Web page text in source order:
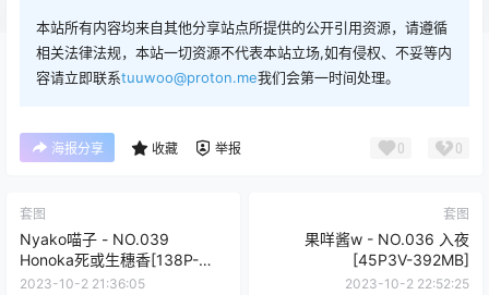
本站所有内容均来自其他分享站点所提供的公开引用资源，请遵循
相关法律法规，本站一切资源不代表本站立场,如有侵权、不妥等内
容请立即联系tuuwoo@proton.me我们会第一时间处理。
海报分享 收藏 举报 0 0
套图
Nyako喵子 - NO.039
Honoka死或生穗香[138P-
837MB]
2023-10-2 21:36:05
套图
果咩酱w - NO.036 入夜
[45P3V-392MB]
2023-10-2 22:52:25